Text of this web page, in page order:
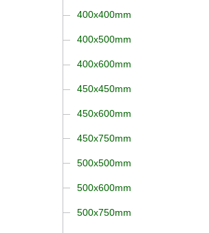
400x400mm
400x500mm
400x600mm
450x450mm
450x600mm
450x750mm
500x500mm
500x600mm
500x750mm